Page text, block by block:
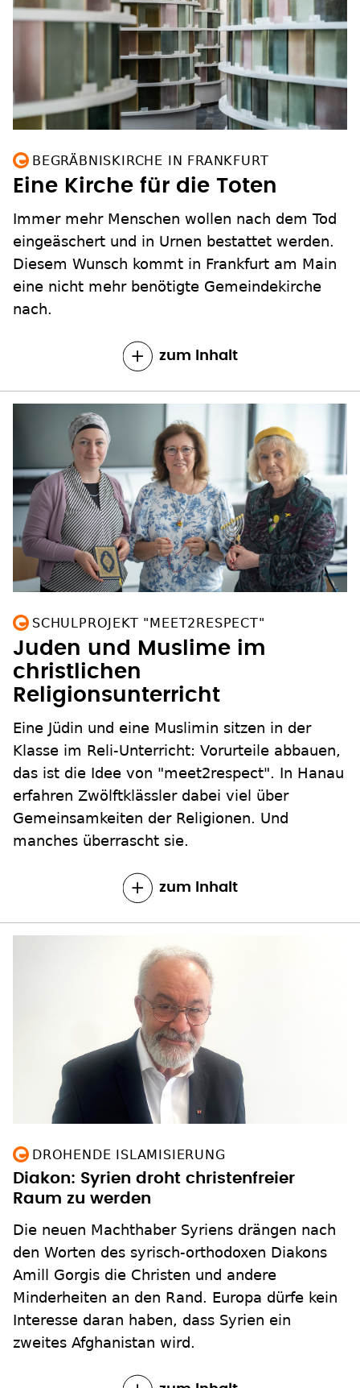
BEGRÄBNISKIRCHE IN FRANKFURT
Eine Kirche für die Toten
Immer mehr Menschen wollen nach dem Tod
eingeäschert und in Urnen bestattet werden.
Diesem Wunsch kommt in Frankfurt am Main
eine nicht mehr benötigte Gemeindekirche
nach.
zum Inhalt
SCHULPROJEKT "MEET2RESPECT"
Juden und Muslime im
christlichen
Religionsunterricht
Eine Jüdin und eine Muslimin sitzen in der
Klasse im Reli-Unterricht: Vorurteile abbauen,
das ist die Idee von "meet2respect". In Hanau
erfahren Zwölftklässler dabei viel über
Gemeinsamkeiten der Religionen. Und
manches überrascht sie.
zum Inhalt
DROHENDE ISLAMISIERUNG
Diakon: Syrien droht christenfreier
Raum zu werden
Die neuen Machthaber Syriens drängen nach
den Worten des syrisch-orthodoxen Diakons
Amill Gorgis die Christen und andere
Minderheiten an den Rand. Europa dürfe kein
Interesse daran haben, dass Syrien ein
zweites Afghanistan wird.